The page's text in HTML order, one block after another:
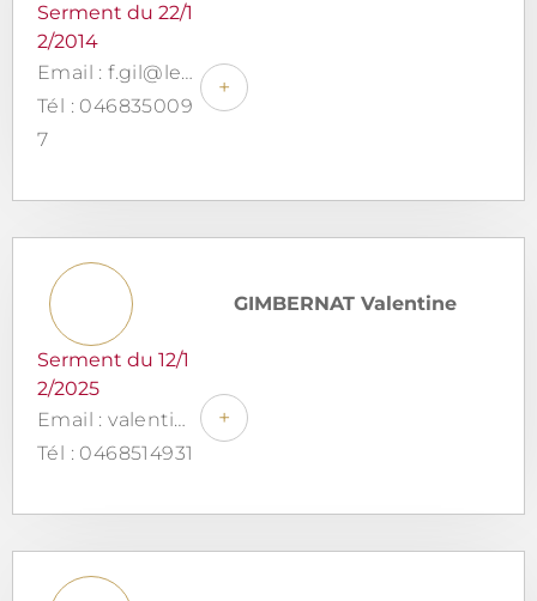
Serment du 22/1
2/2014
Email : f.gil@legipole.fr
Tél : 046835009
7
+
GIMBERNAT Valentine
Serment du 12/1
2/2025
Email : valentine.gimbernat@avocat-fita.com
Tél : 0468514931
+